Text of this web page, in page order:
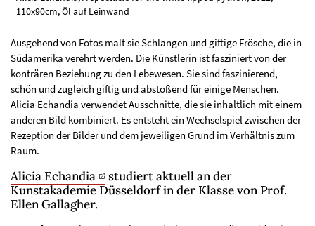
110x90cm, Öl auf Leinwand
Ausgehend von Fotos malt sie Schlangen und giftige Frösche, die in
Südamerika verehrt werden. Die Künstlerin ist fasziniert von der
konträren Beziehung zu den Lebewesen. Sie sind faszinierend,
schön und zugleich giftig und abstoßend für einige Menschen.
Alicia Echandia verwendet Ausschnitte, die sie inhaltlich mit einem
anderen Bild kombiniert. Es entsteht ein Wechselspiel zwischen der
Rezeption der Bilder und dem jeweiligen Grund im Verhältnis zum
Raum.
Alicia Echandia
studiert aktuell an der
Kunstakademie Düsseldorf in der Klasse von Prof.
Ellen Gallagher.